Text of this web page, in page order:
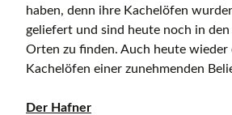
haben, denn ihre Kachelöfen
geliefert und sind heute noch in
Orten zu finden. Auch heute wieder
Kachelöfen einer zunehmenden
Der Hafner